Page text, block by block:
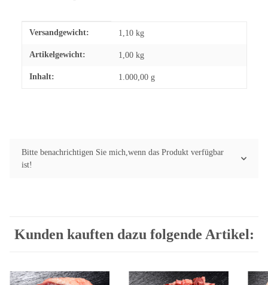
Produkteigenschaft
Wert
Versandgewicht: 1,10 kg
Artikelgewicht: 1,00 kg
Inhalt: 1.000,00 g
Bitte benachrichtigen Sie mich,wenn das Produkt verfügbar
ist!
Kunden kauften dazu folgende Artikel: